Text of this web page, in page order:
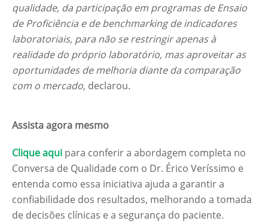
qualidade, da participação em programas de Ensaio
de Proficiência e de benchmarking de indicadores
laboratoriais, para não se restringir apenas à
realidade do próprio laboratório, mas aproveitar as
oportunidades de melhoria diante da comparação
com o mercado, declarou.
Assista agora mesmo
Clique aqui para conferir a abordagem completa no
Conversa de Qualidade com o Dr. Érico Veríssimo e
entenda como essa iniciativa ajuda a garantir a
confiabilidade dos resultados, melhorando a tomada
de decisões clínicas e a segurança do paciente.